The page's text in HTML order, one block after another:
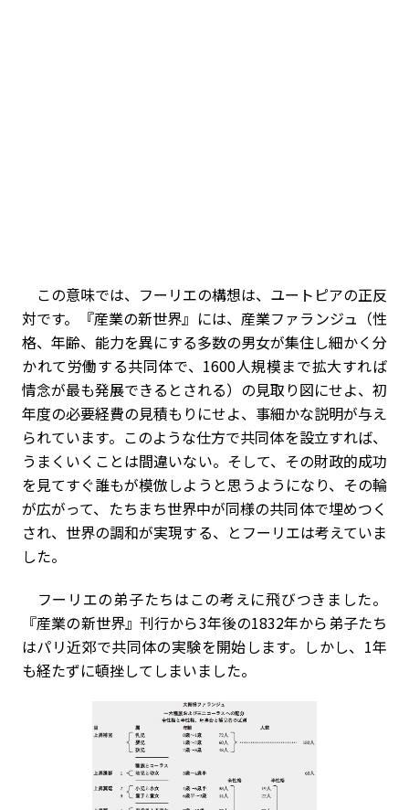
この意味では、フーリエの構想は、ユートピアの正反
対です。『産業の新世界』には、産業ファランジュ（性
格、年齢、能力を異にする多数の男女が集住し細かく分
かれて労働する共同体で、1600人規模まで拡大すれば
情念が最も発展できるとされる）の見取り図にせよ、初
年度の必要経費の見積もりにせよ、事細かな説明が与え
られています。このような仕方で共同体を設立すれば、
うまくいくことは間違いない。そして、その財政的成功
を見てすぐ誰もが模倣しようと思うようになり、その輪
が広がって、たちまち世界中が同様の共同体で埋めつく
され、世界の調和が実現する、とフーリエは考えていま
した。
フーリエの弟子たちはこの考えに飛びつきました。
『産業の新世界』刊行から3年後の1832年から弟子たち
はパリ近郊で共同体の実験を開始します。しかし、1年
も経たずに頓挫してしまいました。